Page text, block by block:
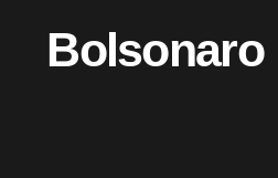
Bolsonaro